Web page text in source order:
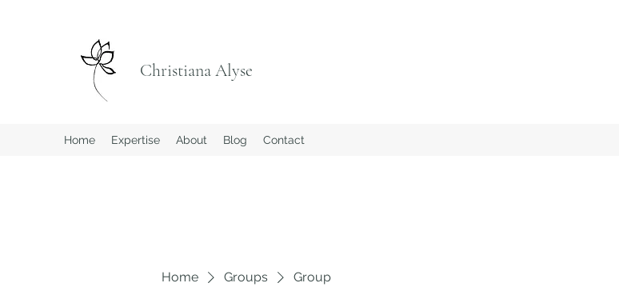
Christiana Alyse
Home Expertise About Blog Contact
Home Groups Group